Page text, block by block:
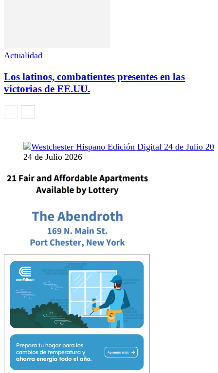
Actualidad
Los latinos, combatientes presentes en las
victorias de EE.UU.
24 de Julio 2026